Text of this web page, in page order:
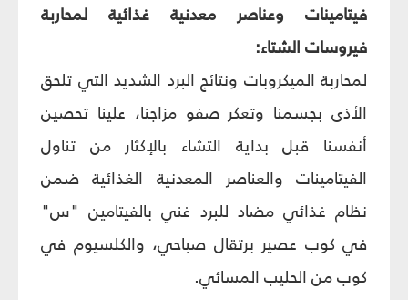
فيتامينات وعناصر معدنية غذائية لمحاربة
فيروسات الشتاء:
لمحاربة الميكروبات ونتائج البرد الشديد التي تلحق
الأذى بجسمنا وتعكر صفو مزاجنا، علينا تحصين
أنفسنا قبل بداية التشاء بالإكثار من تناول
الفيتامينات والعناصر المعدنية الغذائية ضمن
نظام غذائي مضاد للبرد غني بالفيتامين "س"
في كوب عصير برتقال صباحي، والكلسيوم في
كوب من الحليب المسائي.